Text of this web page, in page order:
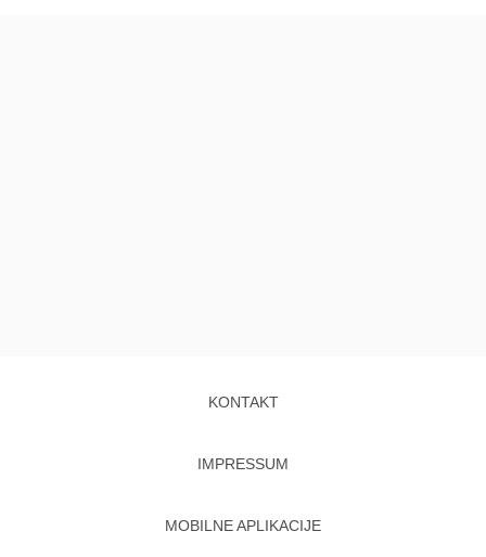
KONTAKT
IMPRESSUM
MOBILNE APLIKACIJE